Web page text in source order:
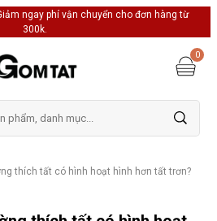
ngay phí vận chuyển cho đơn hàng từ
300k.
0
thích tất có hình hoạt hình hơn tất trơn?